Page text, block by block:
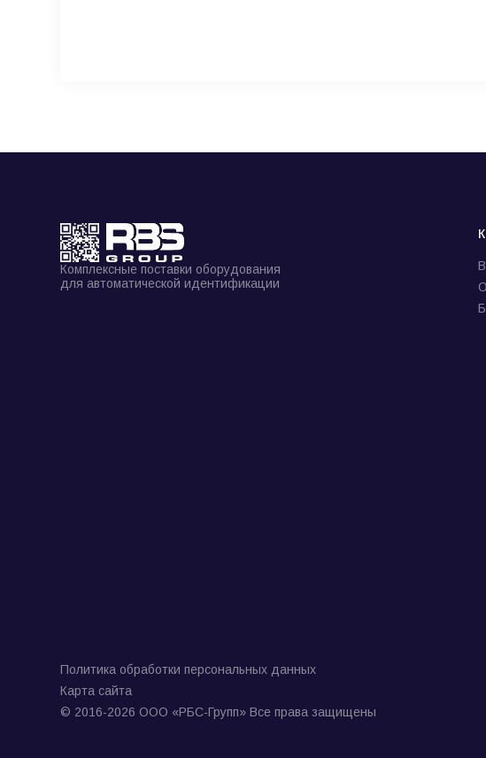
Комплексные поставки оборудования
для автоматической идентификации
Политика обработки персональных данных
Карта сайта
© 2016-2026 ООО «РБС-Групп» Все права защищены